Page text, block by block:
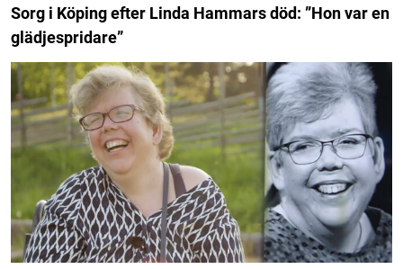
Sorg i Köping efter Linda Hammars död: ”Hon var en
glädjespridare”